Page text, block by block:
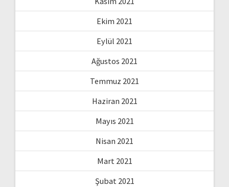
Ekim 2021
Eylül 2021
Ağustos 2021
Temmuz 2021
Haziran 2021
Mayıs 2021
Nisan 2021
Mart 2021
Şubat 2021